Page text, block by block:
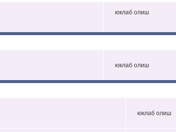
юклаб олиш
юклаб олиш
юклаб олиш